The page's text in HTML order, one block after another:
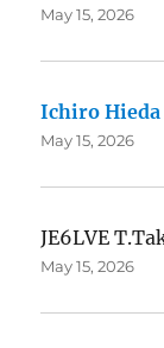
May 15, 2026
Ichiro Hieda
May 15, 2026
JE6LVE
May 15, 2026